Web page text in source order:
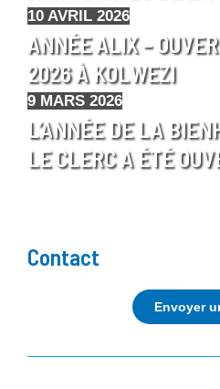
10 AVRIL 2026
ANNÉE ALIX –
2026 À KOLWEZI
9 MARS 2026
L’ANNÉE DE LA
LE CLERC A ÉTÉ
Contact
Envoyer